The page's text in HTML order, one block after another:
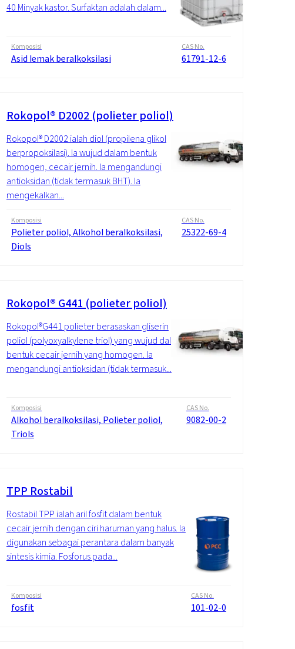
40 Minyak kastor. Surfaktan adalah dalam...
Komposisi
Asid lemak beralkoksilasi
CAS No.
61791-12-6
Rokopol® D2002 (polieter poliol)
Rokopol® D2002 ialah diol (propilena glikol
berpropoksilasi). Ia wujud dalam bentuk
homogen, cecair jernih. Ia mengandungi
antioksidan (tidak termasuk BHT). Ia
mengekalkan...
Komposisi
Polieter poliol, Alkohol beralkoksilasi,
Diols
CAS No.
25322-69-4
Rokopol® G441 (polieter poliol)
Rokopol®G441 polieter berasaskan gliserin
poliol (polyoxyalkylene triol) yang wujud dalam
bentuk cecair jernih yang homogen. Ia
mengandungi antioksidan (tidak termasuk...
Komposisi
Alkohol beralkoksilasi, Polieter poliol,
Triols
CAS No.
9082-00-2
TPP Rostabil
Rostabil TPP ialah aril fosfit dalam bentuk
cecair jernih dengan ciri haruman yang halus. Ia
digunakan sebagai perantara dalam banyak
sintesis kimia. Fosforus pada...
Komposisi
fosfit
CAS No.
101-02-0